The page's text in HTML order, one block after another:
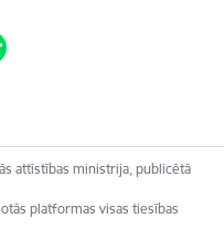
attīstības ministrija, publicētā
platformas visas tiesības